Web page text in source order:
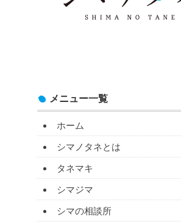
メニュー一覧
ホーム
シマノタネとは
タネマキ
シマジマ
シマの相談所